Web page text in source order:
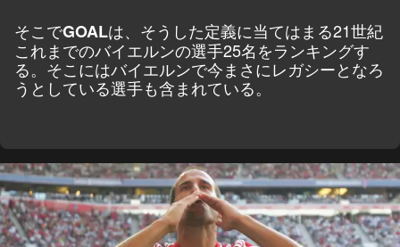
そこでGOALは、そうした定義に当てはまる21世紀
これまでのバイエルンの選手25名をランキングす
る。そこにはバイエルンで今まさにレガシーとなろ
うとしている選手も含まれている。